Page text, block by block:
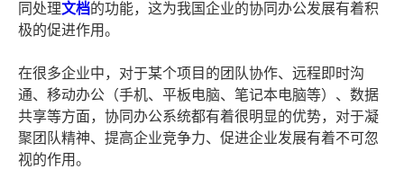
同处理文档的功能，这为我国企业的协同办公发展有着积
极的促进作用。
在很多企业中，对于某个项目的团队协作、远程即时沟
通、移动办公（手机、平板电脑、笔记本电脑等）、数据
共享等方面，协同办公系统都有着很明显的优势，对于凝
聚团队精神、提高企业竞争力、促进企业发展有着不可忽
视的作用。